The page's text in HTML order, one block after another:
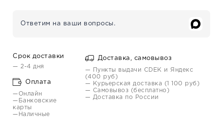
Ответим на ваши вопросы.
Срок доставки
— 2-4 дня
Оплата
—Онлайн
—Банковские
карты
—Наличные
Доставка, самовывоз
— Пункты выдачи CDEK и Яндекс
(400 руб)
— Курьерская доставка (1 100 руб)
— Самовывоз (бесплатно)
— Доставка по России